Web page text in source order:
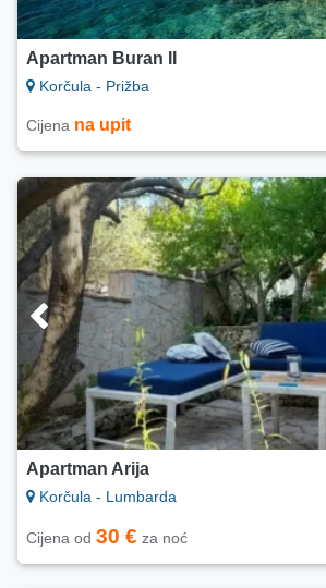
Apartman Buran II
Korčula - Prižba
Cijena na upit
Apartman Arija
Korčula - Lumbarda
Cijena od 30 € za noć